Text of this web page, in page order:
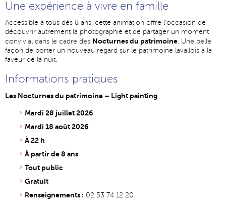
Une expérience à vivre en famille
Accessible à tous dès 8 ans, cette animation offre l'occasion de
découvrir autrement la photographie et de partager un moment
convivial dans le cadre des Nocturnes du patrimoine. Une belle
façon de porter un nouveau regard sur le patrimoine lavallois à la
faveur de la nuit.
Informations pratiques
Les Nocturnes du patrimoine – Light painting
Mardi 28 juillet 2026
Mardi 18 août 2026
À 22 h
À partir de 8 ans
Tout public
Gratuit
Renseignements : 02 53 74 12 20